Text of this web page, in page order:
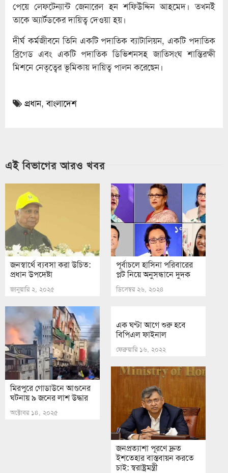
পেয়ে লেফটেন্যান্ট জেনারেল হন শফিউদ্দিন আহমেদ। তখনই
তাকে অ্যার্টডকের দায়িত্ব দেওয়া হয়।
দীর্ঘ কর্মজীবনে তিনি একটি পদাতিক ব্যাটালিয়ন, একটি পদাতিক
ব্রিগেড এবং একটি পদাতিক ডিভিশনসহ জাতিসংঘ শান্তিরক্ষী
মিশনে নেতৃত্বের ভূমিকায় দায়িত্ব পালন করেছেন।
প্রধান,বাংলাদেশ
এই বিভাগের আরও খবর
জনস্বার্থে ব্যবসা করা উচিত:
প্রধান উপদেষ্টা
জানুয়ারি ২, ২০২৫
পূর্বাচলে হাসিনা পরিবারের
প্লট নিয়ে অনুসন্ধানে দুদক
ডিসেম্বর ২৬, ২০২৪
মিরপুরে গোডাউনে আগুনের
ঘটনায় ৯ জনের লাশ উদ্ধার
অক্টোবর ১৪, ২০২৫
এক ঘণ্টা আগে শুরু হবে
বিপিএল ফাইনাল
ফেব্রুয়ারি ১৬, ২০২২
জনপ্রত্যাশা পূরণে দ্রুত
ইশতেহার বাস্তবায়ন করতে
চাই: স্বরাষ্ট্রমন্ত্রী